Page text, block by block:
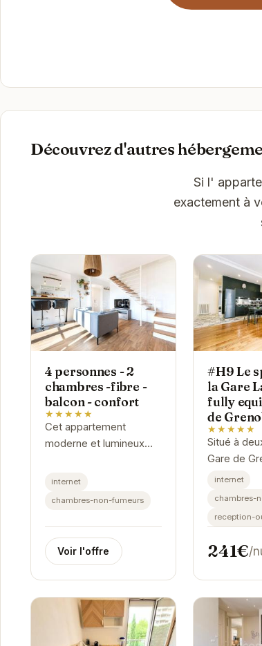
Découvrez d'autres
Si l'
exactement à
4 personnes - 2
chambres -fibre -
balcon - confort
★★★★★
Cet appartement
moderne et lumineux
séjour à Grenoble. Il
d'une cuisine équipée,
et...
internet
chambres-non-fumeurs
Voir l'offre
#H9 Le
la Gare
fully
de
★★★★★
Situé à
Gare de
séjour.
internet
chambres-
reception-
241€/